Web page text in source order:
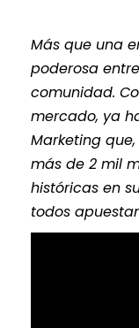
Más que una
poderosa
comunidad.
mercado, ya
Marketing
más de 2 mil
históricas en
todos